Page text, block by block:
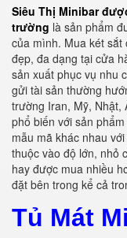
Siêu Thị Minibar
trường là sản phẩm
của mình. Mua két
đẹp, đa dạng tại cửa
sản xuất phục vụ nhu
gửi tài sản thường
trường Iran, Mỹ, Nhật,
phổ biến với sản
mẫu mã khác nhau
thuộc vào độ lớn, nhỏ
hay được mua nhiều
đặt bên trong kể cả
Tủ Mát